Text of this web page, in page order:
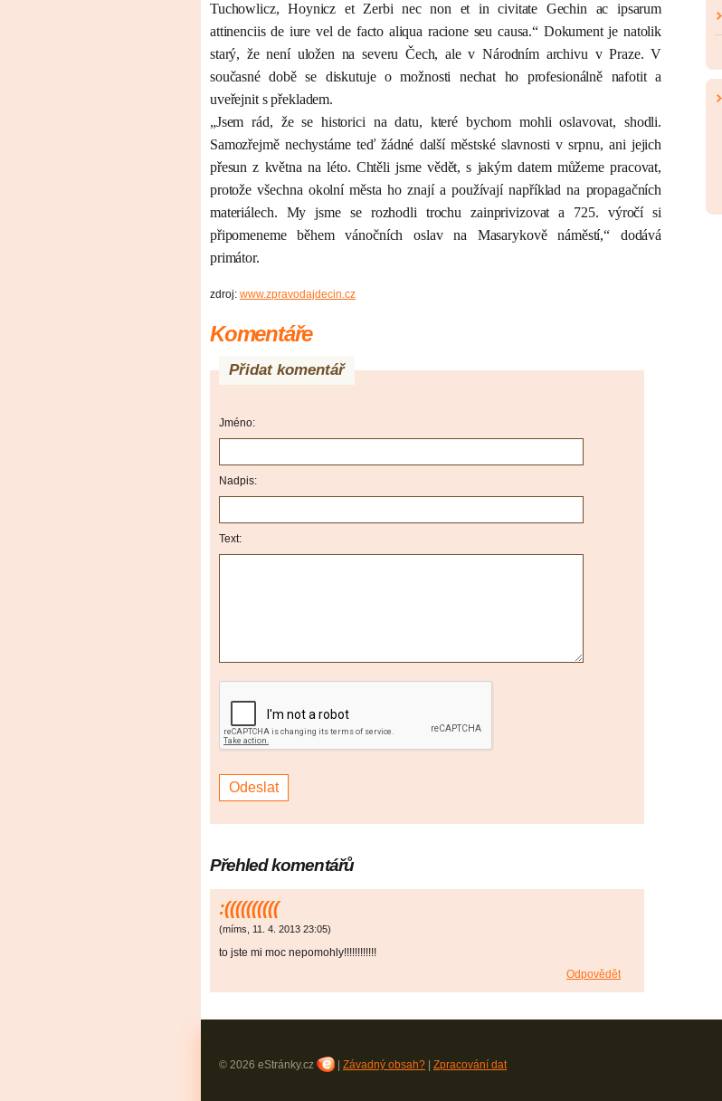
Tuchowlicz, Hoynicz et Zerbi nec non et in civitate Gechin ac ipsarum
attinenciis de iure vel de facto aliqua racione seu causa.“ Dokument je natolik
starý, že není uložen na severu Čech, ale v Národním archivu v Praze. V
současné době se diskutuje o možnosti nechat ho profesionálně nafotit a
uveřejnit s překladem.
„Jsem rád, že se historici na datu, které bychom mohli oslavovat, shodli.
Samozřejmě nechystáme teď žádné další městské slavnosti v srpnu, ani jejich
přesun z května na léto. Chtěli jsme vědět, s jakým datem můžeme pracovat,
protože všechna okolní města ho znají a používají například na propagačních
materiálech. My jsme se rozhodli trochu zainprivizovat a 725. výročí si
připomeneme během vánočních oslav na Masarykově náměstí,“ dodává
primátor.
zdroj: www.zpravodajdecin.cz
Komentáře
Přidat komentář
Jméno:
Nadpis:
Text:
Přehled komentářů
:((((((((((
(míms 11. 4. 2013 23:05)
to jste mi moc nepomohly!!!!!!!!!!!!
Odpovědět
© 2026 eStránky.cz Závadný obsah? Zpracování dat